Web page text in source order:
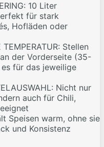
10 Liter
für stark
Hofläden oder
TEMPERATUR: Stellen
der Vorderseite (35-
für das jeweilige
Nicht nur
auch für Chili,
Speisen warm, ohne sie
und Konsistenz